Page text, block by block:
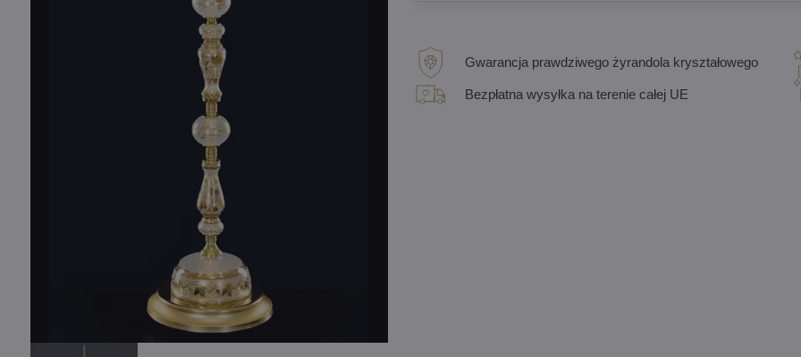
Gwarancja prawdziwego żyrandola kryształowego
Bezpłatna wysyłka na terenie całej UE